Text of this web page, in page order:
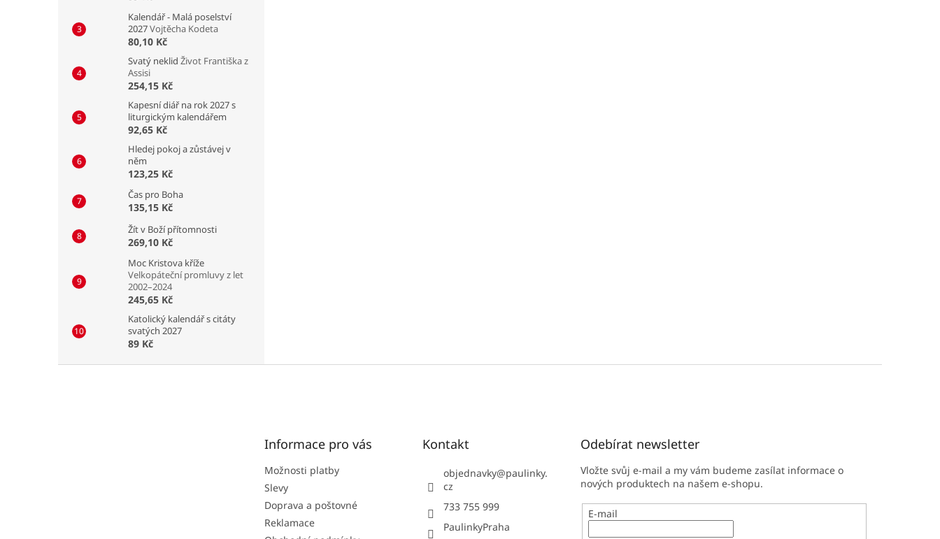
Kalendář - Malá poselství
2027Vojtěcha Kodeta
80,10 Kč
Svatý neklid Život Františka z
Assisi
254,15 Kč
Kapesní diář na rok 2027 s
liturgickým kalendářem
92,65 Kč
Hledej pokoj a zůstávej v
něm
123,25 Kč
Čas pro Boha
135,15 Kč
Žít v Boží přítomnosti
269,10 Kč
Moc Kristova kříže
Velkopáteční promluvy z let
2002–2024
245,65 Kč
Katolický kalendář s citáty
svatých 2027
89 Kč
Informace pro vás
Možnosti platby
Slevy
Doprava a poštovné
Reklamace
Kontakt
objednavky@paulinky.
cz
733 755 999
PaulinkyPraha
Odebírat newsletter
Vložte svůj e-mail a my vám budeme zasílat informace o
nových produktech na našem e-shopu.
E-mail